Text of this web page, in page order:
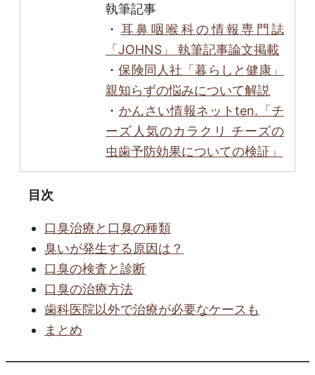
執筆記事
・ 耳鼻咽喉科の情報専門誌
「JOHNS」 執筆記事論文掲載
・保険同人社「暮らしと健康」
親知らずの悩みについて解説
・ かんさい情報ネットten.「チ
ーズ人気のカラクリ チーズの
虫歯予防効果についての検証」
目次
口臭治療と口臭の種類
臭いが発生する原因は？
口臭の検査と診断
口臭の治療方法
歯科医院以外で治療が必要なケースも
まとめ